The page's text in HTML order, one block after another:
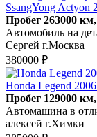
SsangYong Actyon
Пробег 263000
Автомобиль на
Сергей г.Москва
380000 ₽
Honda Legend
Пробег 129000
Автомашина в
алексей г.Химки